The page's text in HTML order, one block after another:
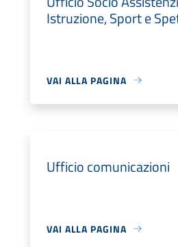
Istruzione, Sport e
VAI ALLA PAGINA
Ufficio comunicazioni
VAI ALLA PAGINA